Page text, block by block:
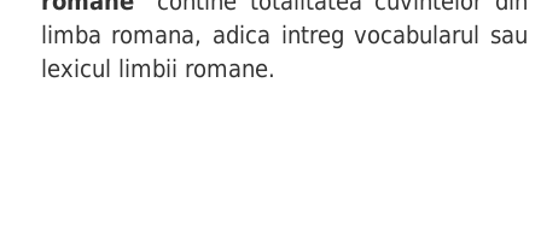
limba romana, adica intreg vocabularul sau
lexicul limbii romane.